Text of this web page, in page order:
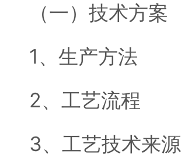
（一）技术方案
1、生产方法
2、工艺流程
3、工艺技术来源